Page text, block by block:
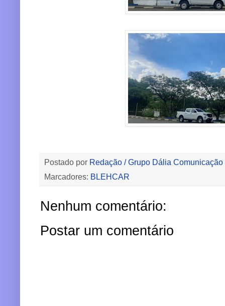
Postado por Redação / Grupo Dália Comunicação
Marcadores: BLEHCAR
Nenhum comentário:
Postar um comentário